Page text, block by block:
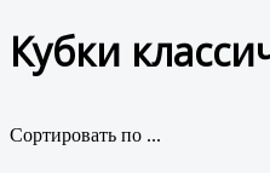
Кубки
Сортировать по ...